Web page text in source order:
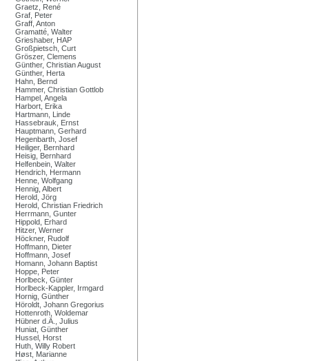
Graetz, René
Graf, Peter
Graff, Anton
Gramatté, Walter
Grieshaber, HAP
Großpietsch, Curt
Gröszer, Clemens
Günther, Christian August
Günther, Herta
Hahn, Bernd
Hammer, Christian Gottlob
Hampel, Angela
Harbort, Erika
Hartmann, Linde
Hassebrauk, Ernst
Hauptmann, Gerhard
Hegenbarth, Josef
Heiliger, Bernhard
Heisig, Bernhard
Helfenbein, Walter
Hendrich, Hermann
Henne, Wolfgang
Hennig, Albert
Herold, Jörg
Herold, Christian Friedrich
Herrmann, Gunter
Hippold, Erhard
Hitzer, Werner
Höckner, Rudolf
Hoffmann, Dieter
Hoffmann, Josef
Homann, Johann Baptist
Hoppe, Peter
Horlbeck, Günter
Horlbeck-Kappler, Irmgard
Hornig, Günther
Höroldt, Johann Gregorius
Hottenroth, Woldemar
Hübner d.Ä., Julius
Huniat, Günther
Hussel, Horst
Huth, Willy Robert
Høst, Marianne